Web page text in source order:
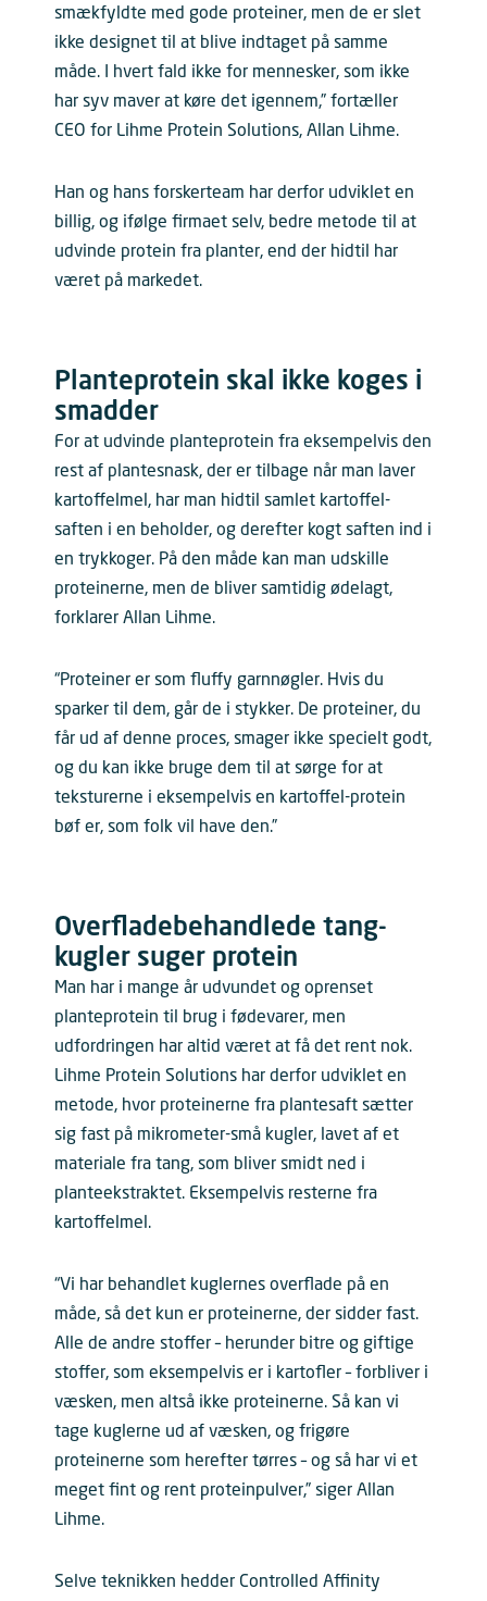
smækfyldte med gode proteiner, men de er slet
ikke designet til at blive indtaget på samme
måde. I hvert fald ikke for mennesker, som ikke
har syv maver at køre det igennem,” fortæller
CEO for Lihme Protein Solutions, Allan Lihme.
Han og hans forskerteam har derfor udviklet en
billig, og ifølge firmaet selv, bedre metode til at
udvinde protein fra planter, end der hidtil har
været på markedet.
Planteprotein skal ikke koges i
smadder
For at udvinde planteprotein fra eksempelvis den
rest af plantesnask, der er tilbage når man laver
kartoffelmel, har man hidtil samlet kartoffel-
saften i en beholder, og derefter kogt saften ind i
en trykkoger. På den måde kan man udskille
proteinerne, men de bliver samtidig ødelagt,
forklarer Allan Lihme.
“Proteiner er som fluffy garnnøgler. Hvis du
sparker til dem, går de i stykker. De proteiner, du
får ud af denne proces, smager ikke specielt godt,
og du kan ikke bruge dem til at sørge for at
teksturerne i eksempelvis en kartoffel-protein
bøf er, som folk vil have den.”
Overfladebehandlede tang-
kugler suger protein
Man har i mange år udvundet og oprenset
planteprotein til brug i fødevarer, men
udfordringen har altid været at få det rent nok.
Lihme Protein Solutions har derfor udviklet en
metode, hvor proteinerne fra plantesaft sætter
sig fast på mikrometer-små kugler, lavet af et
materiale fra tang, som bliver smidt ned i
planteekstraktet. Eksempelvis resterne fra
kartoffelmel.
“Vi har behandlet kuglernes overflade på en
måde, så det kun er proteinerne, der sidder fast.
Alle de andre stoffer – herunder bitre og giftige
stoffer, som eksempelvis er i kartofler – forbliver i
væsken, men altså ikke proteinerne. Så kan vi
tage kuglerne ud af væsken, og frigøre
proteinerne som herefter tørres – og så har vi et
meget fint og rent proteinpulver,” siger Allan
Lihme.
Selve teknikken hedder Controlled Affinity